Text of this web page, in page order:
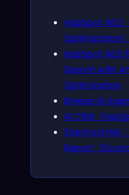
HubSpot AEO
Optimization
HubSpot AEO
Search with
Optimization
Breeze AI
AI CRM（
Stanford HAI
Report（